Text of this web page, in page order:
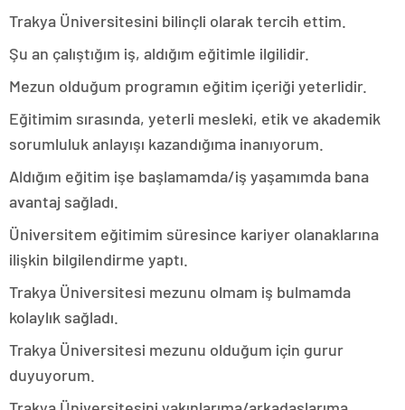
Trakya Üniversitesini bilinçli olarak tercih ettim.
Şu an çalıştığım iş, aldığım eğitimle ilgilidir.
Mezun olduğum programın eğitim içeriği yeterlidir.
Eğitimim sırasında, yeterli mesleki, etik ve akademik
sorumluluk anlayışı kazandığıma inanıyorum.
Aldığım eğitim işe başlamamda/iş yaşamımda bana
avantaj sağladı.
Üniversitem eğitimim süresince kariyer olanaklarına
ilişkin bilgilendirme yaptı.
Trakya Üniversitesi mezunu olmam iş bulmamda
kolaylık sağladı.
Trakya Üniversitesi mezunu olduğum için gurur
duyuyorum.